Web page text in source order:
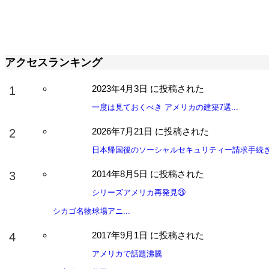
アクセスランキング
2023年4月3日 に投稿された
一度は見ておくべき アメリカの建築7選...
2026年7月21日 に投稿された
日本帰国後のソーシャルセキュリティー請求手
2014年8月5日 に投稿された
シリーズアメリカ再発見㉕
シカゴ名物球場アニ...
2017年9月1日 に投稿された
アメリカで話題沸騰